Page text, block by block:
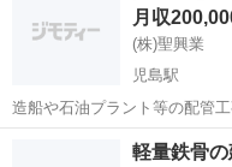
月収
(株)聖興業
児島駅
造船や石油プラント等の配管
います！ 経験不問！ 未経験の方も大歓迎です！ やる気のある方、 よ
ろしくお願いいたします(＞人
倉敷市 児島駅
軽量鉄骨